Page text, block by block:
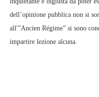
dell’opinione pubblica non si
all'”Ancien Régime” si sono
impartire lezione alcuna.